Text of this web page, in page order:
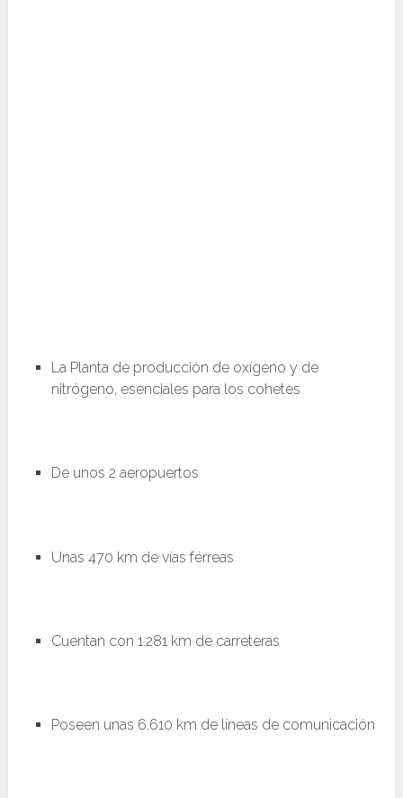
La Planta de producción de oxígeno y de
nitrógeno, esenciales para los cohetes
De unos 2 aeropuertos
Unas 470 km de vías férreas
Cuentan con 1.281 km de carreteras
Poseen unas 6.610 km de líneas de comunicación